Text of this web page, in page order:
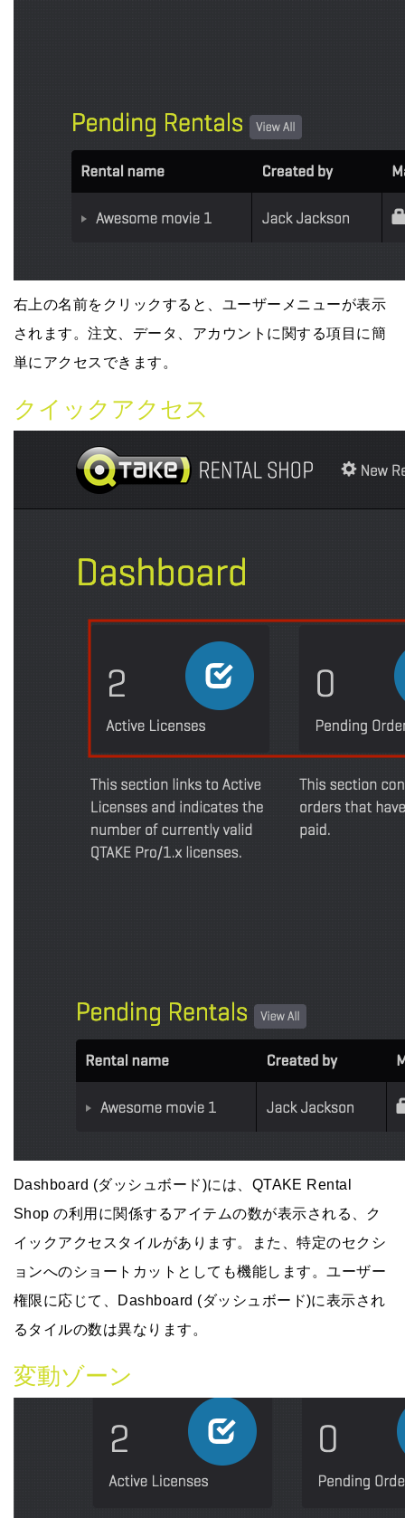
右上の名前をクリックすると、ユーザーメニューが表示
されます。注文、データ、アカウントに関する項目に簡
単にアクセスできます。
クイックアクセス
Dashboard (ダッシュボード)には、QTAKE Rental
Shop の利用に関係するアイテムの数が表示される、ク
イックアクセスタイルがあります。また、特定のセクシ
ョンへのショートカットとしても機能します。ユーザー
権限に応じて、Dashboard (ダッシュボード)に表示され
るタイルの数は異なります。
変動ゾーン